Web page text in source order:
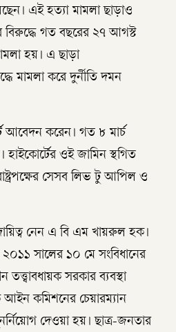
এই হত্যা মামলা ছাড়াও
বিরুদ্ধে গত বছরের ২৭ আগস্ট
হয়। এ ছাড়া
মামলা করে দুর্নীতি দমন
আবেদন করেন। গত ৮ মার্চ
হাইকোর্টের ওই জামিন স্থগিত
সেসব লিভ টু আপিল ও
নেন এ বি এম খায়রুল হক।
সালের ১০ মে সংবিধানের
সরকার ব্যবস্থা
কমিশনের চেয়ারম্যান
দেওয়া হয়। ছাত্র-জনতার